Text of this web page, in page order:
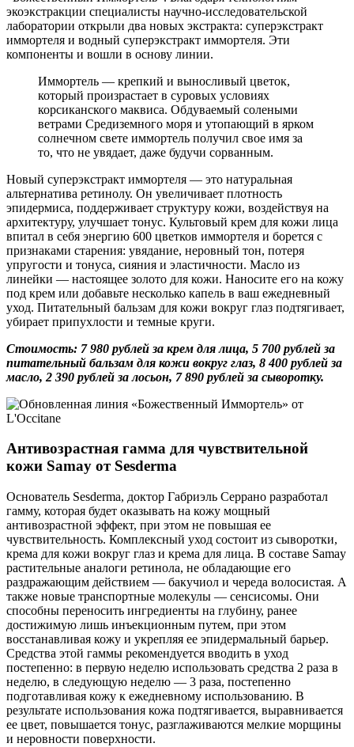
экоэкстракции специалисты научно-исследовательской
лаборатории открыли два новых экстракта: суперэкстракт
иммортеля и водный суперэкстракт иммортеля. Эти
компоненты и вошли в основу линии.
Иммортель — крепкий и выносливый цветок,
который произрастает в суровых условиях
корсиканского маквиса. Обдуваемый солеными
ветрами Средиземного моря и утопающий в ярком
солнечном свете иммортель получил свое имя за
то, что не увядает, даже будучи сорванным.
Новый суперэкстракт иммортеля — это натуральная
альтернатива ретинолу. Он увеличивает плотность
эпидермиса, поддерживает структуру кожи, воздействуя на
архитектуру, улучшает тонус. Культовый крем для кожи лица
впитал в себя энергию 600 цветков иммортеля и борется с
признаками старения: увядание, неровный тон, потеря
упругости и тонуса, сияния и эластичности. Масло из
линейки — настоящее золото для кожи. Наносите его на кожу
под крем или добавьте несколько капель в ваш ежедневный
уход. Питательный бальзам для кожи вокруг глаз подтягивает,
убирает припухлости и темные круги.
Стоимость: 7 980 рублей за крем для лица, 5 700 рублей за
питательный бальзам для кожи вокруг глаз, 8 400 рублей за
масло, 2 390 рублей за лосьон, 7 890 рублей за сыворотку.
Антивозрастная гамма для чувствительной
кожи Samay от Sesderma
Основатель Sesderma, доктор Габриэль Серрано разработал
гамму, которая будет оказывать на кожу мощный
антивозрастной эффект, при этом не повышая ее
чувствительность. Комплексный уход состоит из сыворотки,
крема для кожи вокруг глаз и крема для лица. В составе Samay
растительные аналоги ретинола, не обладающие его
раздражающим действием — бакучиол и череда волосистая. А
также новые транспортные молекулы — сенсисомы. Они
способны переносить ингредиенты на глубину, ранее
достижимую лишь инъекционным путем, при этом
восстанавливая кожу и укрепляя ее эпидермальный барьер.
Средства этой гаммы рекомендуется вводить в уход
постепенно: в первую неделю использовать средства 2 раза в
неделю, в следующую неделю — 3 раза, постепенно
подготавливая кожу к ежедневному использованию. В
результате использования кожа подтягивается, выравнивается
ее цвет, повышается тонус, разглаживаются мелкие морщины
и неровности поверхности.